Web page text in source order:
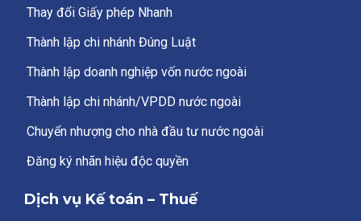
Thay đổi Giấy phép Nhanh
Thành lập chi nhánh Đúng Luật
Thành lập doanh nghiệp vốn nước ngoài
Thành lập chi nhánh/VPDD nước ngoài
Chuyển nhượng cho nhà đầu tư nước ngoài
Đăng ký nhãn hiệu độc quyền
Dịch vụ Kế toán – Thuế